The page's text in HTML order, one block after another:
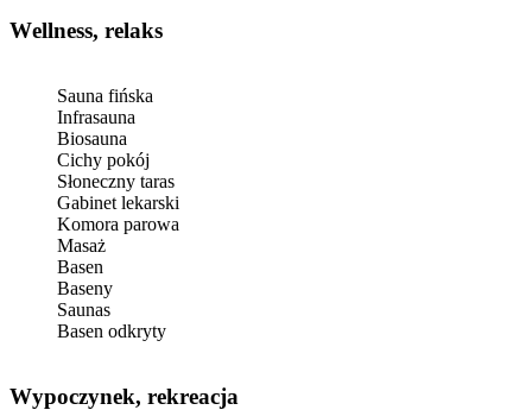
Wellness, relaks
Sauna fińska
Infrasauna
Biosauna
Cichy pokój
Słoneczny taras
Gabinet lekarski
Komora parowa
Masaż
Basen
Baseny
Saunas
Basen odkryty
Wypoczynek, rekreacja